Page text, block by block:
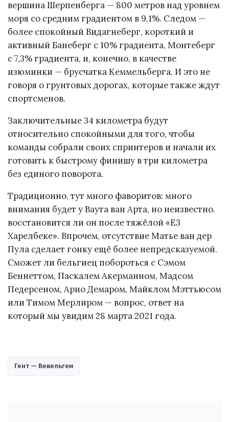
вершина Шерпенберга — 800 метров над уровнем
моря со средним градиентом в 9,1%. Следом —
более спокойный Видагнеберг, короткий и
активный Банеберг с 10% градиента, Монтеберг
с 7,3% градиента, и, конечно, в качестве
изюминки — брусчатка Кеммельберга. И это не
говоря о грунтовых дорогах, которые также ждут
спортсменов.
Заключительные 34 километра будут
относительно спокойными для того, чтобы
команды собрали своих спринтеров и начали их
готовить к быстрому финишу в три километра
без единого поворота.
Традиционно, тут много фаворитов: много
внимания будет у Ваута ван Арта, но неизвестно.
восстановится ли он после тяжёлой «Е3
Харелбеке». Впрочем, отсутствие Матье ван дер
Пула сделает гонку ещё более непредсказуемой.
Сможет ли бельгиец побороться с Сэмом
Беннеттом, Паскалем Акерманном, Мадсом
Педерсеном, Арно Демаром, Майклом Мэттьюсом
или Тимом Мерлиром — вопрос, ответ на
который мы увидим 28 марта 2021 года.
Гент — Вевельгем